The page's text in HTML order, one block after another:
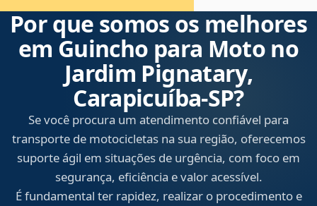
Por que somos os melhores
em Guincho para Moto no
Jardim Pignatary,
Carapicuíba‑SP?
Se você procura um atendimento confiável para
transporte de motocicletas na sua região, oferecemos
suporte ágil em situações de urgência, com foco em
segurança, eficiência e valor acessível.
É fundamental ter rapidez, realizar o procedimento e